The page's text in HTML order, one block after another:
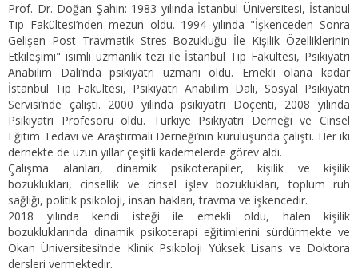
Prof. Dr. Doğan Şahin: 1983 yılında İstanbul Üniversitesi, İstanbul
Tıp Fakültesi’nden mezun oldu. 1994 yılında "İşkenceden Sonra
Gelişen Post Travmatik Stres Bozukluğu İle Kişilik Özelliklerinin
Etkileşimi" isimli uzmanlık tezi ile İstanbul Tıp Fakültesi, Psikiyatri
Anabilim Dalı’nda psikiyatri uzmanı oldu. Emekli olana kadar
İstanbul Tıp Fakültesi, Psikiyatri Anabilim Dalı, Sosyal Psikiyatri
Servisi’nde çalıştı. 2000 yılında psikiyatri Doçenti, 2008 yılında
Psikiyatri Profesörü oldu. Türkiye Psikiyatri Derneği ve Cinsel
Eğitim Tedavi ve Araştırmalı Derneği’nin kuruluşunda çalıştı. Her iki
dernekte de uzun yıllar çeşitli kademelerde görev aldı.
Çalışma alanları, dinamik psikoterapiler, kişilik ve kişilik
bozuklukları, cinsellik ve cinsel işlev bozuklukları, toplum ruh
sağlığı, politik psikoloji, insan hakları, travma ve işkencedir.
2018 yılında kendi isteği ile emekli oldu, halen kişilik
bozukluklarında dinamik psikoterapi eğitimlerini sürdürmekte ve
Okan Üniversitesi’nde Klinik Psikoloji Yüksek Lisans ve Doktora
dersleri vermektedir.